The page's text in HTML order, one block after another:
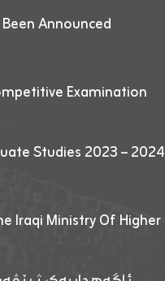
Announced
Examination
Studies 2023 – 2024
Iraqi Ministry Of Higher